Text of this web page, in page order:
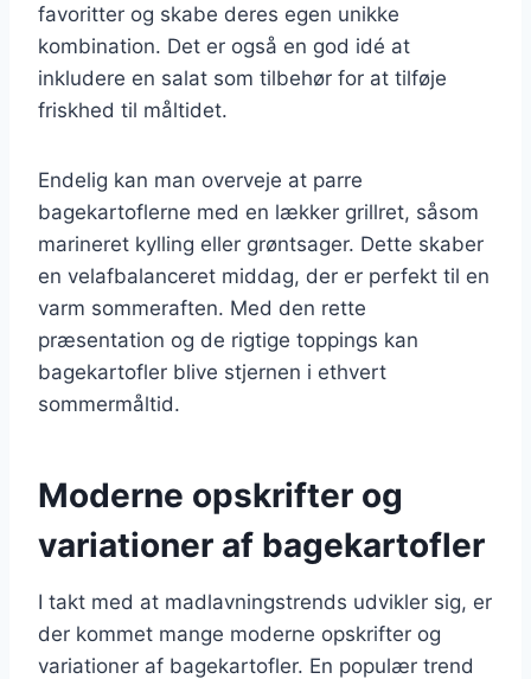
favoritter og skabe deres egen unikke
kombination. Det er også en god idé at
inkludere en salat som tilbehør for at tilføje
friskhed til måltidet.
Endelig kan man overveje at parre
bagekartoflerne med en lækker grillret, såsom
marineret kylling eller grøntsager. Dette skaber
en velafbalanceret middag, der er perfekt til en
varm sommeraften. Med den rette
præsentation og de rigtige toppings kan
bagekartofler blive stjernen i ethvert
sommermåltid.
Moderne opskrifter og
variationer af bagekartofler
I takt med at madlavningstrends udvikler sig, er
der kommet mange moderne opskrifter og
variationer af bagekartofler. En populær trend